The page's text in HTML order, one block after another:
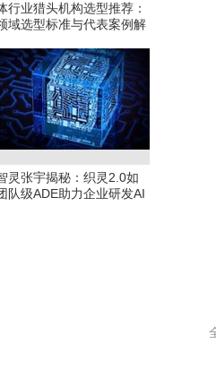
行业猎头机构选型推荐：
域选型标准与代表案例解
灵张宇揭秘：织灵2.0如
队级ADE助力企业研发AI